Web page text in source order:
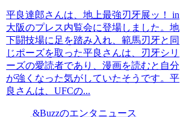
平良達郎さんは、地上最強刃牙展ッ！ in
大阪のプレス内覧会に登場しました。地
下闘技場に足を踏み入れ、範馬刃牙と同
じポーズを取った平良さんは、刃牙シリ
ーズの愛読者であり、漫画を読むと自分
が強くなった気がしていたそうです。平
良さんは、UFCの...
&Buzzのエンタニュース